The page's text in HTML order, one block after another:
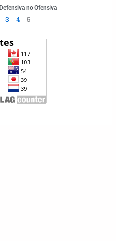
Defensiva no Ofensiva
3 4 5